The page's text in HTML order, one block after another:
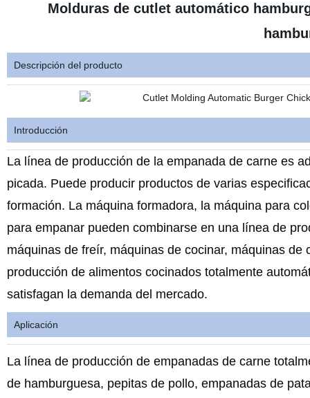
Molduras de cutlet automático
Descripción del producto
Introducción
La línea de producción de la empanada de carne es
picada. Puede producir productos de varias
formación. La máquina formadora, la máquina para
para empanar pueden combinarse en una línea de
máquinas de freír, máquinas de cocinar, máquinas
producción de alimentos cocinados totalmente
satisfagan la demanda del mercado.
Aplicación
La línea de producción de empanadas de carne
de hamburguesa, pepitas de pollo, empanadas de